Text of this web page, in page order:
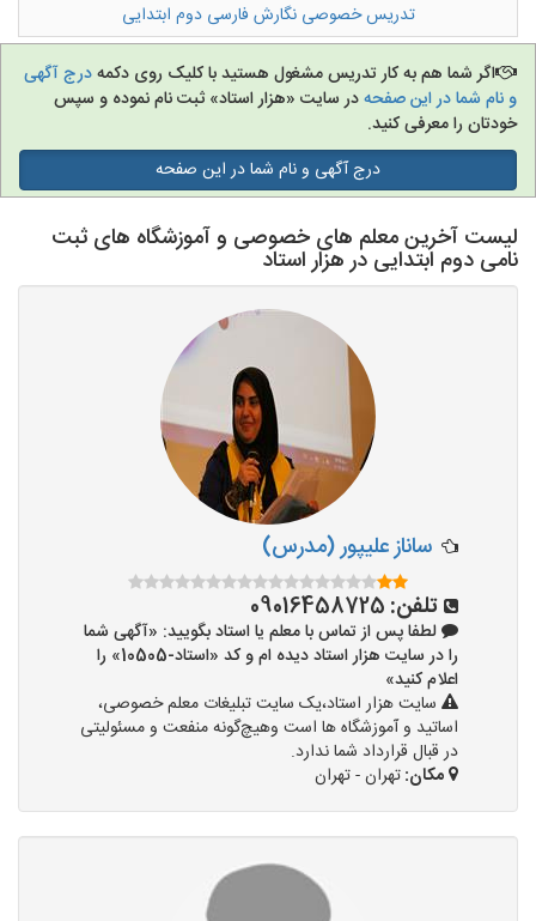
تدریس به کودکان
آموزشگاه ها
تدریس خصوصی نگارش فارسی دوم ابتدایی
اگر شما هم به کار تدریس مشغول هستید با کلیک روی دکمهدرج آگهی
و نام شما در این صفحهدر سایت «هزار استاد» ثبت نام نموده و سپس
خودتان را معرفی کنید.
درج آگهی و نام شما در این صفحه
لیست آخرین معلم های خصوصی و آموزشگاه های ثبت
نامی دوم ابتدایی در هزار استاد
ساناز علیپور (مدرس)
تلفن: 09016458725
لطفا پس از تماس با معلم یا استاد بگویید: «آگهی شما
را در سایت هزار استاد دیده ام و کد «استاد-10505» را
اعلام کنید»
سایت هزار استاد،یک سایت تبلیغات معلم خصوصی،
اساتید و آموزشگاه ها است وهیچ‌گونه منفعت و مسئولیتی
در قبال قرارداد شما ندارد.
مکان:تهران - تهران